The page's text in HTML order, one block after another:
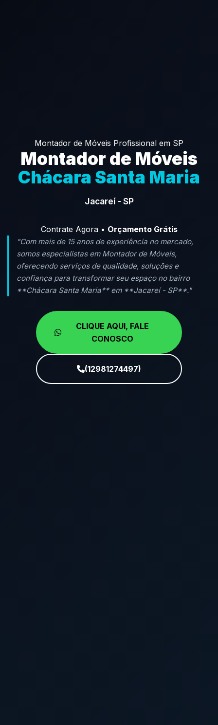
Montador de Móveis Profissional em SP
Montador de Móveis
Chácara Santa Maria
Jacareí - SP
Contrate Agora • Orçamento Grátis
"Com mais de 15 anos de experiência no mercado,
somos especialistas em Montador de Móveis,
oferecendo serviços de qualidade, soluções e
confiança para transformar seu espaço no bairro
**Chácara Santa Maria** em **Jacareí - SP**."
CLIQUE AQUI, FALE
CONOSCO
(12981274497)